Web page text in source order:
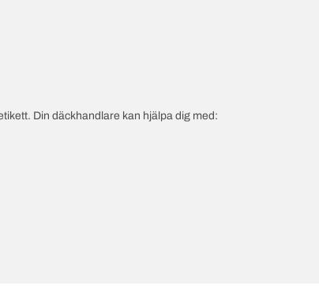
Din däckhandlare kan hjälpa dig med: